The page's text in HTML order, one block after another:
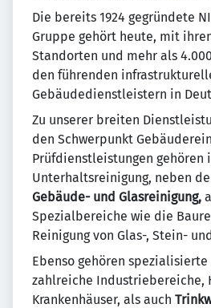
Die bereits 1924 gegründete
Gruppe gehört heute, mit
Standorten und mehr als
den führenden
Gebäudedienstleistern in
Zu unserer breiten
den Schwerpunkt
Prüfdienstleistungen gehören
Unterhaltsreinigung, neben
Gebäude- und Glasreinigung,
Spezialbereiche wie die
Reinigung von Glas-, Stein-
Ebenso gehören
zahlreiche Industriebereiche,
Krankenhäuser, als auch